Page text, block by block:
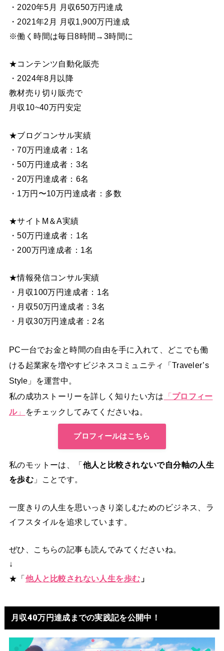
・2020年5月 月収650万円達成
・2021年2月 月収1,900万円達成
※働く時間は毎日8時間→3時間に
★コンテンツ自動化販売
・2024年8月以降
教材売り切り販売で
月収10~40万円安定
★ブログコンサル実績
・70万円達成者：1名
・50万円達成者：3名
・20万円達成者：6名
・1万円〜10万円達成者：多数
★サイトM＆A実績
・50万円達成者：1名
・200万円達成者：1名
★情報発信コンサル実績
・月収100万円達成者：1名
・月収50万円達成者：3名
・月収30万円達成者：2名
PC一台でお金と時間の自由を手に入れて、どこでも働
ける起業家を増やすビジネスコミュニティ「Traveler’s
Style」を運営中。
私の成功ストーリーを詳しく知りたい方は 「プロフィー
ル」 をチェックしてみてくださいね。
プロフィールはこちら
私のモットーは、「他人と比較されないで自分軸の人生
を歩む 」ことです。
一度きりの人生を思いっきり楽しむためのビジネス、ラ
イフスタイルを追求しています。
ぜひ、こちらの記事も読んでみてくださいね。
↓
★「他人と比較されない人生を歩む 」
月収40万円達成までの実践記を公開中！